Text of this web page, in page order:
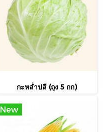
กะหล่ำปลี (ถุง 5 กก)
New